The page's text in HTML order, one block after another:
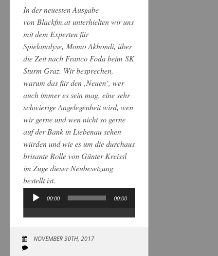
In der neuesten Ausgabe
von Blackfm.atunterhielten wir uns
mit dem Experten für
Spielanalyse, Momo Akhondi, über
die Zeit nach Franco Foda beim SK
Sturm Graz. Wir besprechen,
warum das für den ‚Neuen‘, wer
auch immer es sein mag, eine sehr
schwierige Angelegenheit wird, wen
wir gerne und wen nicht so gerne
auf der Bank in Liebenau sehen
würden und wie es um die durchaus
brisante Rolle von Günter Kreissl
im Zuge dieser Neubesetzung
bestellt ist.
Audio-
00:00 00:00
NOVEMBER 30TH, 2017